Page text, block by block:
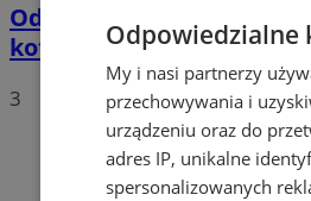
Odór w Zabrzu. Źródłem
kotła w Fortum
3
Odpowiedzialne
My i nasi partnerzy
przechowywania i
urządzeniu oraz do
adres IP, unikalne
spersonalizowanych